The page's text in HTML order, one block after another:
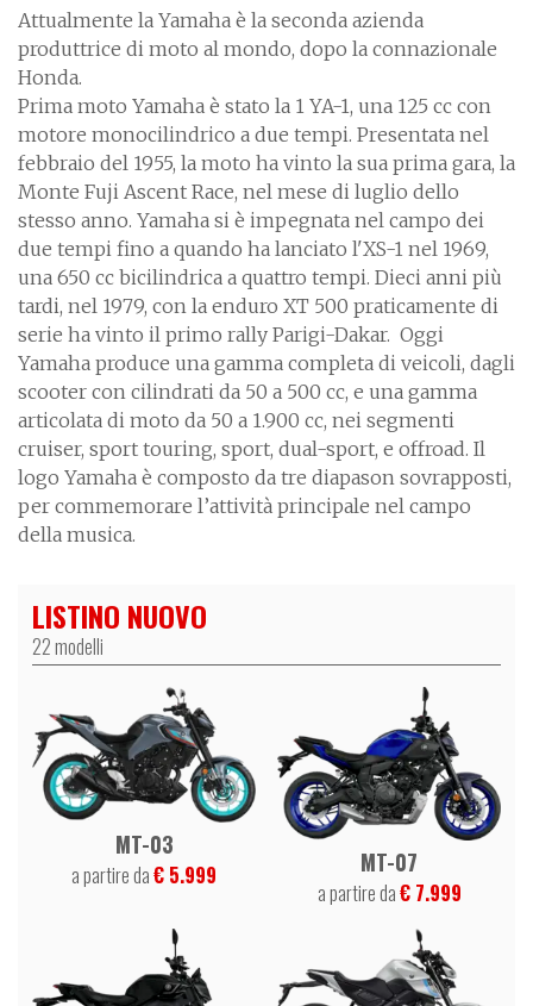
Attualmente la Yamaha è la seconda azienda
produttrice di moto al mondo, dopo la connazionale
Honda.
Prima moto Yamaha è stato la 1 YA-1, una 125 cc con
motore monocilindrico a due tempi. Presentata nel
febbraio del 1955, la moto ha vinto la sua prima gara, la
Monte Fuji Ascent Race, nel mese di luglio dello
stesso anno. Yamaha si è impegnata nel campo dei
due tempi fino a quando ha lanciato l'XS-1 nel 1969,
una 650 cc bicilindrica a quattro tempi. Dieci anni più
tardi, nel 1979, con la enduro XT 500 praticamente di
serie ha vinto il primo rally Parigi-Dakar. Oggi
Yamaha produce una gamma completa di veicoli, dagli
scooter con cilindrati da 50 a 500 cc, e una gamma
articolata di moto da 50 a 1.900 cc, nei segmenti
cruiser, sport touring, sport, dual-sport, e offroad. Il
logo Yamaha è composto da tre diapason sovrapposti,
per commemorare l’attività principale nel campo
della musica.
LISTINO NUOVO
22 modelli
MT-03
a partire da€ 5.999 MT-07
a partire da€ 7.999